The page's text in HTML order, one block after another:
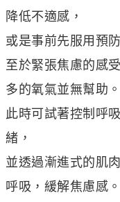
降低不適感，
或是事前先服用預
至於緊張焦慮的感
多的氧氣並無幫助。
此時可試著控制呼
緒，
並透過漸進式的肌
呼吸，緩解焦慮感。